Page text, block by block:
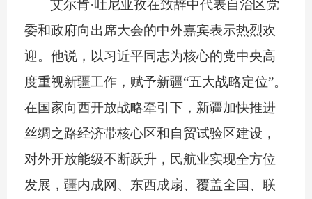
艾尔肯·吐尼亚孜在致辞中代表自治区党
委和政府向出席大会的中外嘉宾表示热烈欢
迎。他说，以习近平同志为核心的党中央高
度重视新疆工作，赋予新疆“五大战略定位”。
在国家向西开放战略牵引下，新疆加快推进
丝绸之路经济带核心区和自贸试验区建设，
对外开放能级不断跃升，民航业实现全方位
发展，疆内成网、东西成扇、覆盖全国、联